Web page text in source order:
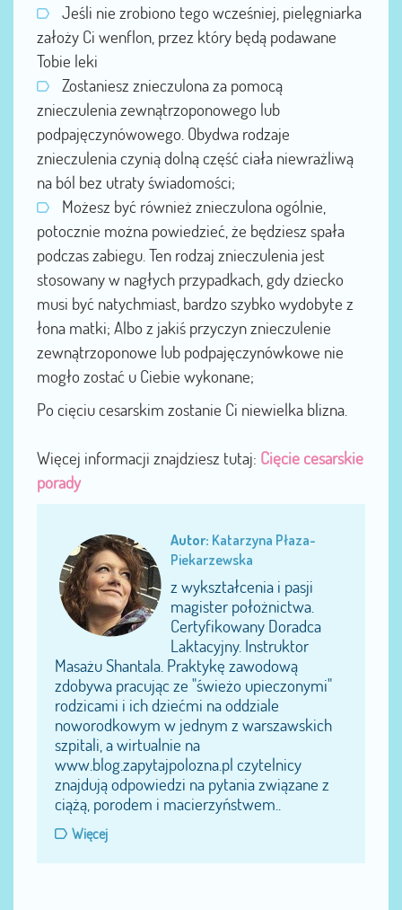
Jeśli nie zrobiono tego wcześniej, pielęgniarka
założy Ci wenflon, przez który będą podawane
Tobie leki
Zostaniesz znieczulona za pomocą
znieczulenia zewnątrzoponowego lub
podpajęczynówowego. Obydwa rodzaje
znieczulenia czynią dolną część ciała niewrażliwą
na ból bez utraty świadomości;
Możesz być również znieczulona ogólnie,
potocznie można powiedzieć, że będziesz spała
podczas zabiegu. Ten rodzaj znieczulenia jest
stosowany w nagłych przypadkach, gdy dziecko
musi być natychmiast, bardzo szybko wydobyte z
łona matki; Albo z jakiś przyczyn znieczulenie
zewnątrzoponowe lub podpajęczynówkowe nie
mogło zostać u Ciebie wykonane;
Po cięciu cesarskim zostanie Ci niewielka blizna.
Więcej informacji znajdziesz tutaj: Cięcie cesarskie
porady
Autor: Katarzyna Płaza-
Piekarzewska
z wykształcenia i pasji
magister położnictwa.
Certyfikowany Doradca
Laktacyjny. Instruktor
Masażu Shantala. Praktykę zawodową
zdobywa pracując ze "świeżo upieczonymi"
rodzicami i ich dziećmi na oddziale
noworodkowym w jednym z warszawskich
szpitali, a wirtualnie na
www.blog.zapytajpolozna.pl czytelnicy
znajdują odpowiedzi na pytania związane z
ciążą, porodem i macierzyństwem..
Więcej